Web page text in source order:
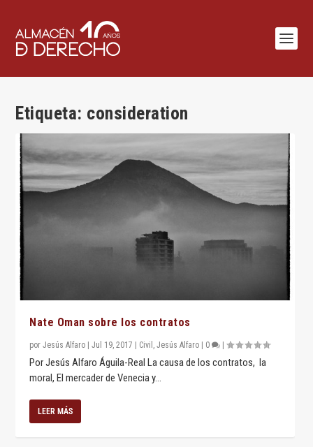
Etiqueta: consideration
Nate Oman sobre los contratos
porJesús Alfaro |Jul 19, 2017 Civil ,Jesús Alfaro 0 |
Por Jesús Alfaro Águila-Real La causa de los contratos, la
moral, El mercader de Venecia y...
LEER MÁS